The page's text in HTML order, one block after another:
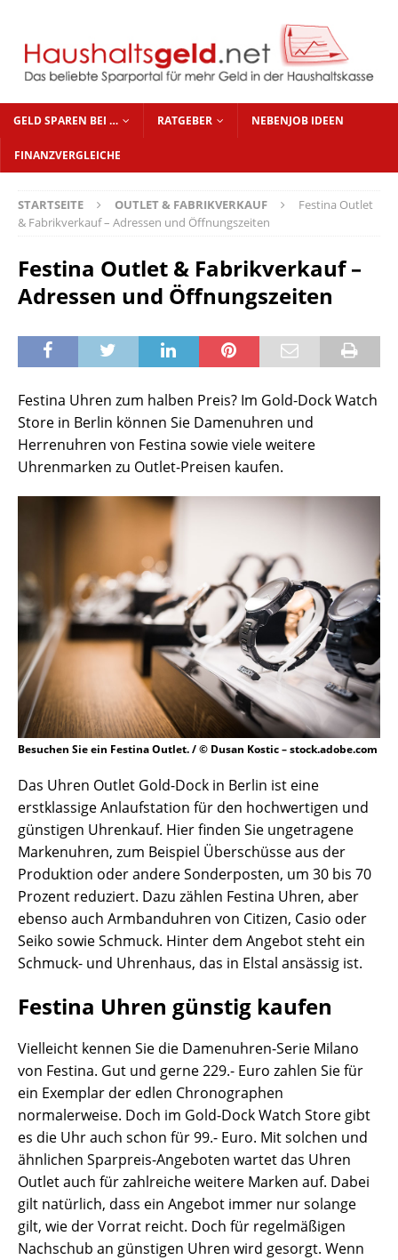
GELD SPAREN BEI … RATGEBER NEBENJOB IDEEN
FINANZVERGLEICHE
STARTSEITE OUTLET & FABRIKVERKAUF
Festina Outlet
& Fabrikverkauf – Adressen und Öffnungszeiten
Festina Outlet & Fabrikverkauf –
Adressen und Öffnungszeiten
Festina Uhren zum halben Preis? Im Gold-Dock Watch
Store in Berlin können Sie Damenuhren und
Herrenuhren von Festina sowie viele weitere
Uhrenmarken zu Outlet-Preisen kaufen.
Besuchen Sie ein Festina Outlet. / © Dusan Kostic – stock.adobe.com
Das Uhren Outlet Gold-Dock in Berlin ist eine
erstklassige Anlaufstation für den hochwertigen und
günstigen Uhrenkauf. Hier finden Sie ungetragene
Markenuhren, zum Beispiel Überschüsse aus der
Produktion oder andere Sonderposten, um 30 bis 70
Prozent reduziert. Dazu zählen Festina Uhren, aber
ebenso auch Armbanduhren von Citizen, Casio oder
Seiko sowie Schmuck. Hinter dem Angebot steht ein
Schmuck- und Uhrenhaus, das in Elstal ansässig ist.
Festina Uhren günstig kaufen
Vielleicht kennen Sie die Damenuhren-Serie Milano
von Festina. Gut und gerne 229.- Euro zahlen Sie für
ein Exemplar der edlen Chronographen
normalerweise. Doch im Gold-Dock Watch Store gibt
es die Uhr auch schon für 99.- Euro. Mit solchen und
ähnlichen Sparpreis-Angeboten wartet das Uhren
Outlet auch für zahlreiche weitere Marken auf. Dabei
gilt natürlich, dass ein Angebot immer nur solange
gilt, wie der Vorrat reicht. Doch für regelmäßigen
Nachschub an günstigen Uhren wird gesorgt. Wenn